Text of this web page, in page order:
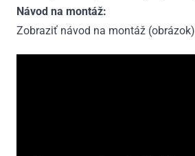
Návod na montáž:
Zobraziť návod na montáž (obrázok)